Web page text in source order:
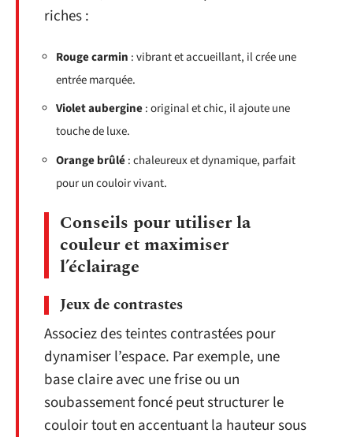
riches :
Rouge carmin : vibrant et accueillant, il crée une
entrée marquée.
Violet aubergine: original et chic, il ajoute une
touche de luxe.
Orange brûlé: chaleureux et dynamique, parfait
pour un couloir vivant.
Conseils pour utiliser la
couleur et maximiser
l’éclairage
Jeux de contrastes
Associez des teintes contrastées pour
dynamiser l’espace. Par exemple, une
base claire avec une frise ou un
soubassement foncé peut structurer le
couloir tout en accentuant la hauteur sous